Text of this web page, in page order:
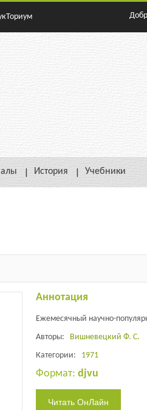
История Учебники
Аннотация
Ежемесячный научно-
Авторы:
Вишневецкий Ф. С.
Категории: 1971
Формат: djvu